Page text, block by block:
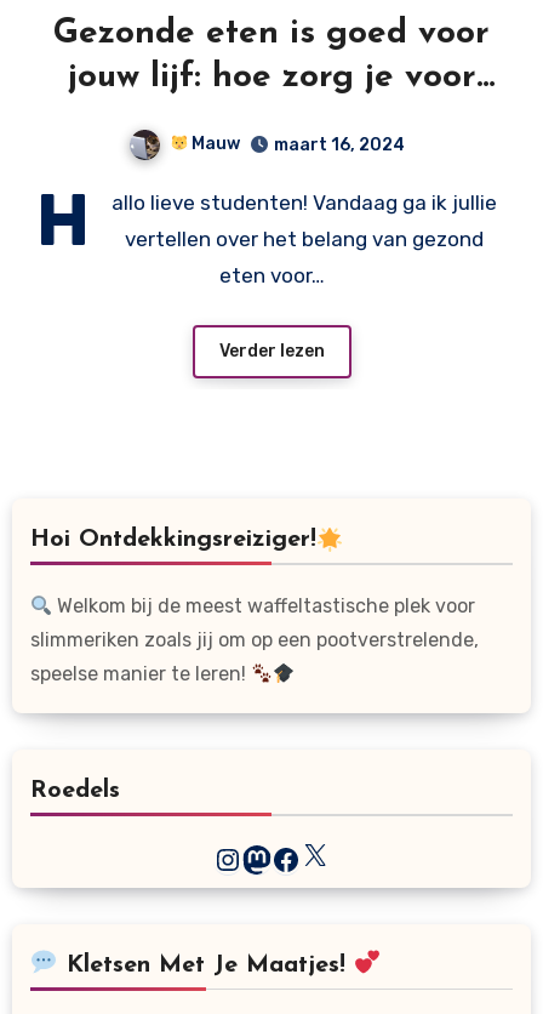
Gezonde eten is goed voor
jouw lijf: hoe zorg je voor
een blije buik en sterke
Mauw maart 16, 2024
H
allo lieve studenten! Vandaag ga ik jullie
vertellen over het belang van gezond
eten voor…
Verder lezen
Hoi Ontdekkingsreiziger!
Welkom bij de meest waffeltastische plek voor
slimmeriken zoals jij om op een pootverstrelende,
speelse manier te leren!
Roedels
Instagram
Mastodon
Facebook
X
Kletsen Met Je Maatjes!